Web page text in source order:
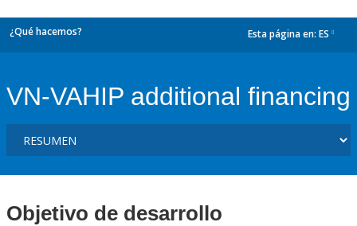
¿Qué hacemos? Esta página en: ES
VN-VAHIP additional financing
Objetivo de desarrollo